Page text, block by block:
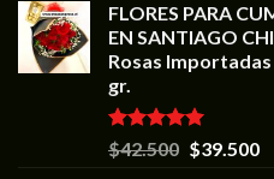
FLORES PARA
EN SANTIAGO
Rosas
gr.
Valorado en
5.00
$42.500 $39.500